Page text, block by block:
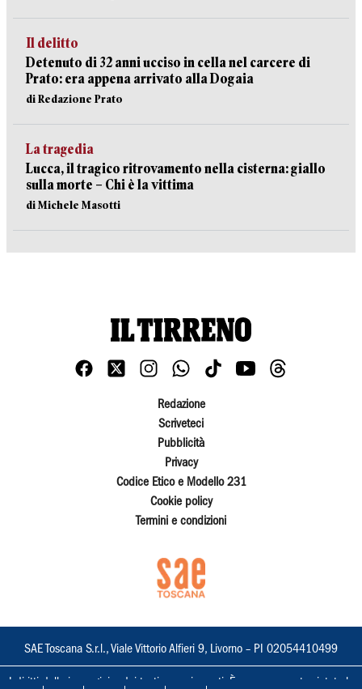
Il delitto
Detenuto di 32 anni ucciso in cella nel carcere di
Prato: era appena arrivato alla Dogaia
di Redazione Prato
La tragedia
Lucca, il tragico ritrovamento nella cisterna: giallo
sulla morte – Chi è la vittima
di Michele Masotti
Redazione
Scriveteci
Pubblicità
Privacy
Codice Etico e Modello 231
Cookie policy
Termini e condizioni
SAE Toscana S.r.l., Viale Vittorio Alfieri 9, Livorno – PI 02054410499
I diritti delle immagini e dei testi sono riservati. È espressamente vietata la